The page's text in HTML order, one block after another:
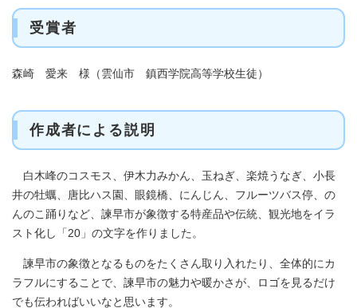
受賞者
森崎 愛来 様（雲仙市 鎮西学院高等学校生徒）
作成者による説明
白木峰のコスモス、伊木力みかん、玉ねぎ、楽焼うなぎ、小長
井の牡蠣、唐比ハス園、眼鏡橋、にんじん、フルーツバス停、の
んのこ踊りなど、諫早市が象徴する特産品や伝統、観光地をイラ
スト化し「20」の文字を作りました。
諫早市の象徴となるものをたくさん取り入れたり、全体的にカ
ラフルにすることで、諫早市の魅力や暖かさが、ロゴを見るだけ
でも伝わればいいなと思います。